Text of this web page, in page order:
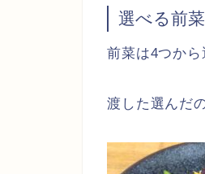
選べる前菜
前菜は4つか
渡した選んだ